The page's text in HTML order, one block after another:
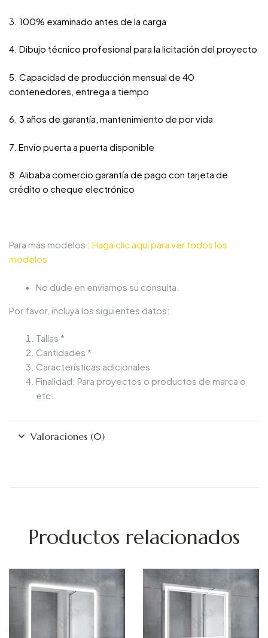
3. 100% examinado antes de la carga
4. Dibujo técnico profesional para la licitación del proyecto
5. Capacidad de producción mensual de 40
contenedores, entrega a tiempo
6. 3 años de garantía, mantenimiento de por vida
7. Envío puerta a puerta disponible
8. Alibaba comercio garantía de pago con tarjeta de
crédito o cheque electrónico
Para más modelos : Haga clic aquí para ver todos los
modelos
No dude en enviarnos su consulta.
Por favor, incluya los siguientes datos:
Tallas *
Cantidades *
Características adicionales
Finalidad: Para proyectos o productos de marca o
etc.
Valoraciones (0)
Productos relacionados